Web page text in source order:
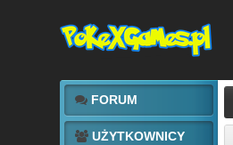
FORUM
UŻYTKOWNICY